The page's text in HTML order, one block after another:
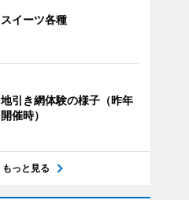
スイーツ各種
地引き網体験の様子（昨年
開催時）
もっと見る